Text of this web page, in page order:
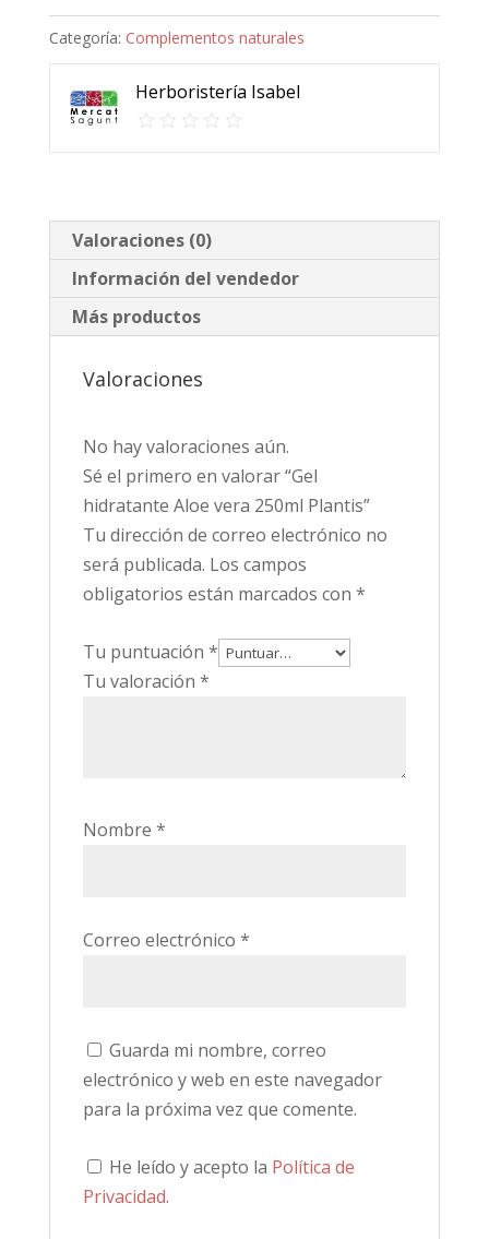
vera
250ml
cantidad
Categoría: Complementos naturales
Herboristería Isabel
Valoraciones (0)
Información del vendedor
Más productos
Valoraciones
No hay valoraciones aún.
Sé el primero en valorar “Gel
hidratante Aloe vera 250ml Plantis”
Tu dirección de correo electrónico no
será publicada. Los campos
obligatorios están marcados con *
Tu puntuación *
Tu valoración *
Nombre *
Correo electrónico *
Guarda mi nombre, correo
electrónico y web en este navegador
para la próxima vez que comente.
He leído y acepto la Política de
Privacidad.